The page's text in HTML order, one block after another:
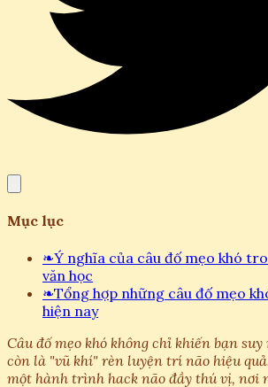
Mục lục
❧Ý nghĩa của câu đố mẹo khó
văn học
❧Tổng hợp những câu đố mẹo
hiện nay
Câu đố mẹo khó không chỉ khiến bạn
còn là "vũ khí" rèn luyện trí não hiệu
một hành trình hack não đầy thú vị, nơi